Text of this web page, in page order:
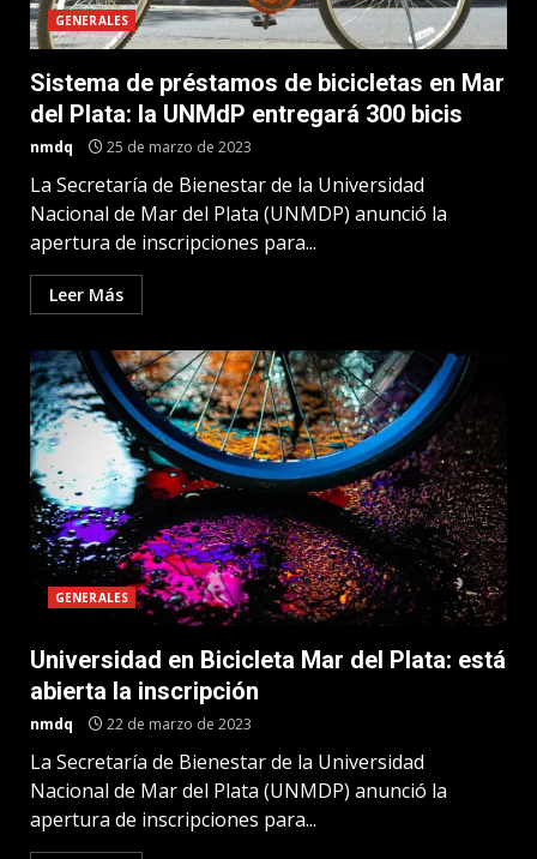
GENERALES
Sistema de préstamos de bicicletas en Mar
del Plata: la UNMdP entregará 300 bicis
nmdq 25 de marzo de 2023
La Secretaría de Bienestar de la Universidad
Nacional de Mar del Plata (UNMDP) anunció la
apertura de inscripciones para...
Leer Más
GENERALES
Universidad en Bicicleta Mar del Plata: está
abierta la inscripción
nmdq 22 de marzo de 2023
La Secretaría de Bienestar de la Universidad
Nacional de Mar del Plata (UNMDP) anunció la
apertura de inscripciones para...